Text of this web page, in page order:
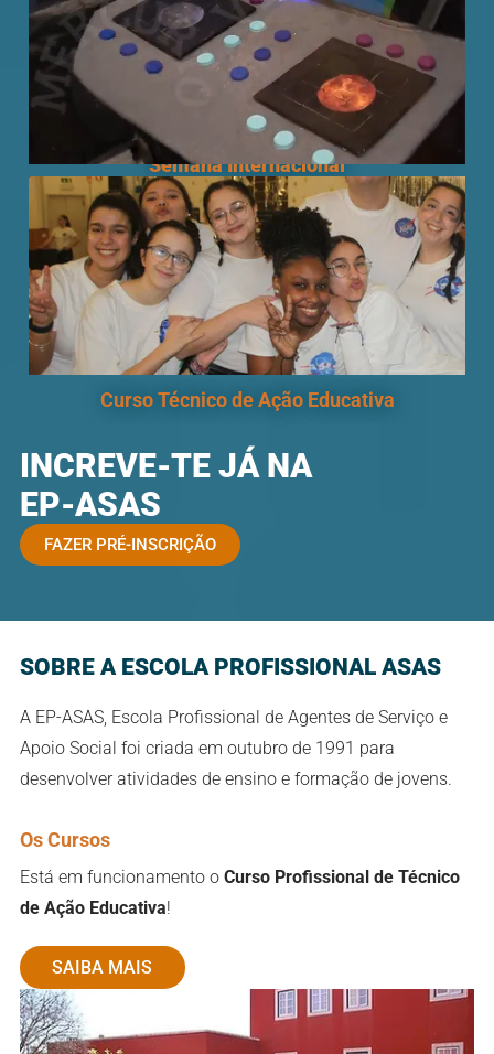
Semana Internacional
Curso Técnico de Ação Educativa
INCREVE-TE JÁ NA
EP-ASAS
FAZER PRÉ-INSCRIÇÃO
SOBRE A ESCOLA PROFISSIONAL ASAS
A EP-ASAS, Escola Profissional de Agentes de Serviço e
Apoio Social foi criada em outubro de 1991 para
desenvolver atividades de ensino e formação de jovens.
Os Cursos
Está em funcionamento o Curso Profissional de Técnico
de Ação Educativa!
SAIBA MAIS